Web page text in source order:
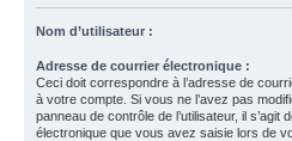
Nom d’utilisateur :
Adresse de courrier électronique :
Ceci doit correspondre à l’adresse de
à votre compte. Si vous ne l’avez pas
panneau de contrôle de l’utilisateur, il s’agit
électronique que vous avez saisie lors de